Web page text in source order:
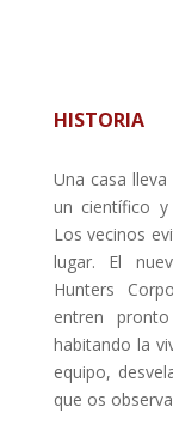
HISTORIA
Una casa
un científico
Los vecinos
lugar. El
Hunters
entren
habitando la
equipo,
que os